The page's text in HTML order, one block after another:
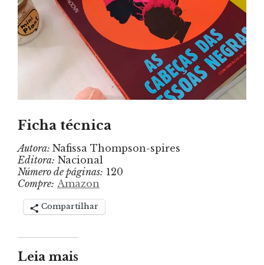
Ficha técnica
Autora: Nafissa Thompson-spires
Editora: Nacional
Número de páginas: 120
Compre: Amazon
Compartilhar
Leia mais